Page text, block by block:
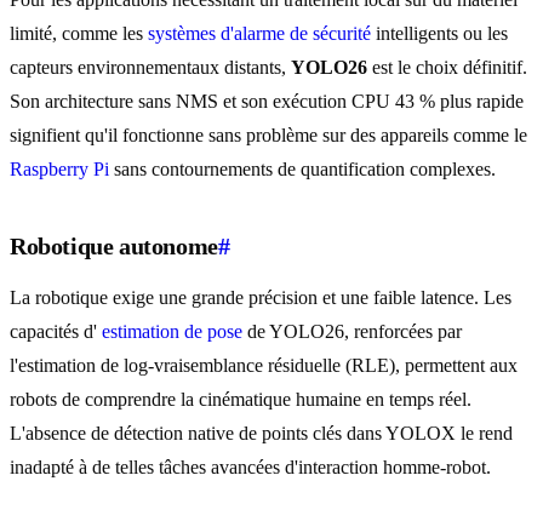
limité, comme les systèmes d'alarme de sécurité intelligents ou les
capteurs environnementaux distants, YOLO26 est le choix définitif.
Son architecture sans NMS et son exécution CPU 43 % plus rapide
signifient qu'il fonctionne sans problème sur des appareils comme le
Raspberry Pi sans contournements de quantification complexes.
Robotique autonome#
La robotique exige une grande précision et une faible latence. Les
capacités d' estimation de pose de YOLO26, renforcées par
l'estimation de log-vraisemblance résiduelle (RLE), permettent aux
robots de comprendre la cinématique humaine en temps réel.
L'absence de détection native de points clés dans YOLOX le rend
inadapté à de telles tâches avancées d'interaction homme-robot.